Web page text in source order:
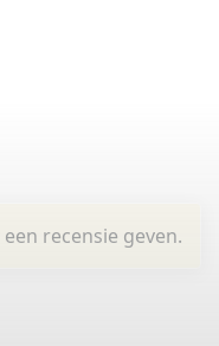
recensie geven.